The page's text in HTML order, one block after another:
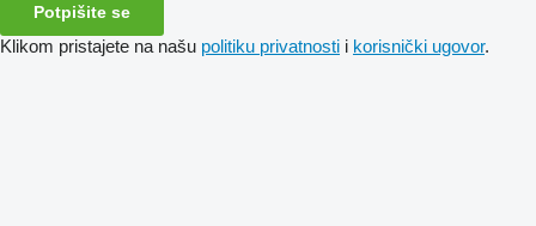
Potpišite se
Klikom pristajete na našu politiku privatnosti i korisnički ugovor.